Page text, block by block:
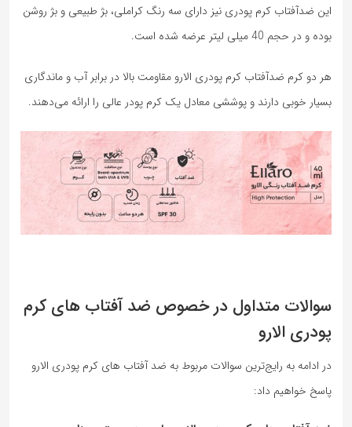
این ضدآفتاب کرم پودری نیز دارای سه رنگ کراملی، بژ طبیعی و بژ روشن
بوده و در حجم 40 میلی لیتر عرضه شده است.
هر دو کرم ضدآفتاب کرم پودری الارو مقاومت بالا در برابر آب و ماندگاری
بسیار خوبی دارند و پوششی معادل یک کرم پودر عالی را ارائه می‌دهند.
سوالات متداول در خصوص ضد آفتاب های کرم
پودری الارو
در ادامه به رایج‌ترین سوالات مربوط به ضد آفتاب های کرم پودری الارو
پاسخ خواهیم داد: